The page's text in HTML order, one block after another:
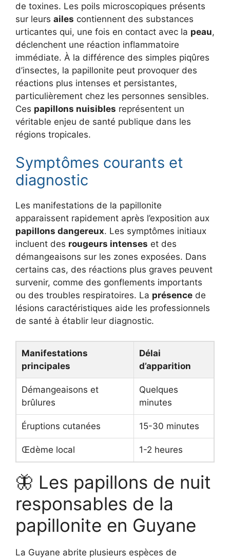
de toxines. Les poils microscopiques présents
sur leurs ailes contiennent des substances
urticantes qui, une fois en contact avec la peau,
déclenchent une réaction inflammatoire
immédiate. À la différence des simples piqûres
d’insectes, la papillonite peut provoquer des
réactions plus intenses et persistantes,
particulièrement chez les personnes sensibles.
Ces papillons nuisibles représentent un
véritable enjeu de santé publique dans les
régions tropicales.
Symptômes courants et
diagnostic
Les manifestations de la papillonite
apparaissent rapidement après l’exposition aux
papillons dangereux. Les symptômes initiaux
incluent des rougeurs intenses et des
démangeaisons sur les zones exposées. Dans
certains cas, des réactions plus graves peuvent
survenir, comme des gonflements importants
ou des troubles respiratoires. La présence de
lésions caractéristiques aide les professionnels
de santé à établir leur diagnostic.
Manifestations
principales
Délai
d’apparition
Démangeaisons et
brûlures
Quelques
minutes
Éruptions cutanées 15-30 minutes
Œdème local 1-2 heures
🦋 Les papillons de nuit
responsables de la
papillonite en Guyane
La Guyane abrite plusieurs espèces de